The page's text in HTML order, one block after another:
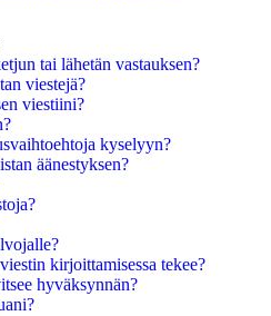
tai lähetän vastauksen?
viestejä?
viestiini?
kyselyyn?
äänestyksen?
kirjoittamisessa tekee?
hyväksynnän?